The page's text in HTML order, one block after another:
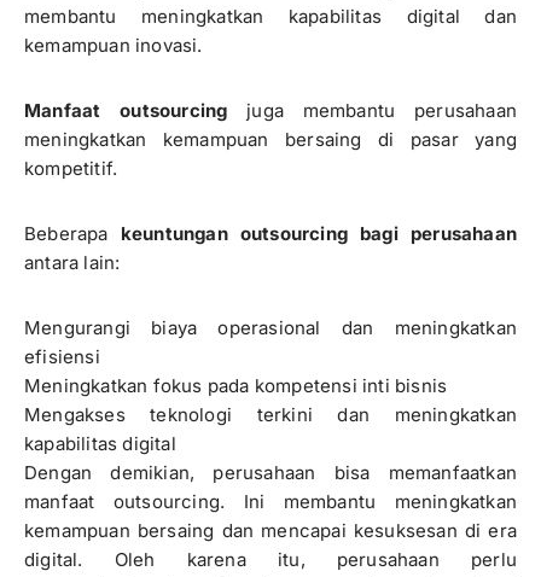
membantu meningkatkan kapabilitas digital dan
kemampuan inovasi.
Manfaat outsourcing juga membantu perusahaan
meningkatkan kemampuan bersaing di pasar yang
kompetitif.
Beberapa keuntungan outsourcing bagi perusahaan
antara lain:
Mengurangi biaya operasional dan meningkatkan
efisiensi
Meningkatkan fokus pada kompetensi inti bisnis
Mengakses teknologi terkini dan meningkatkan
kapabilitas digital
Dengan demikian, perusahaan bisa memanfaatkan
manfaat outsourcing. Ini membantu meningkatkan
kemampuan bersaing dan mencapai kesuksesan di era
digital. Oleh karena itu, perusahaan perlu